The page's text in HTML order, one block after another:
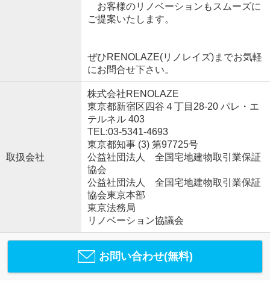
お客様のリノベーションもスムーズに
ご提案いたします。
ぜひRENOLAZE(リノレイズ)までお気軽
にお問合せ下さい。
取扱会社
株式会社RENOLAZE
東京都新宿区四谷４丁目28-20 パレ・エ
テルネル 403
TEL:03-5341-4693
東京都知事 (3) 第97725号
公益社団法人 全国宅地建物取引業保証
協会
公益社団法人 全国宅地建物取引業保証
協会東京本部
東京法務局
リノベーション協議会
お問い合わせ(無料)